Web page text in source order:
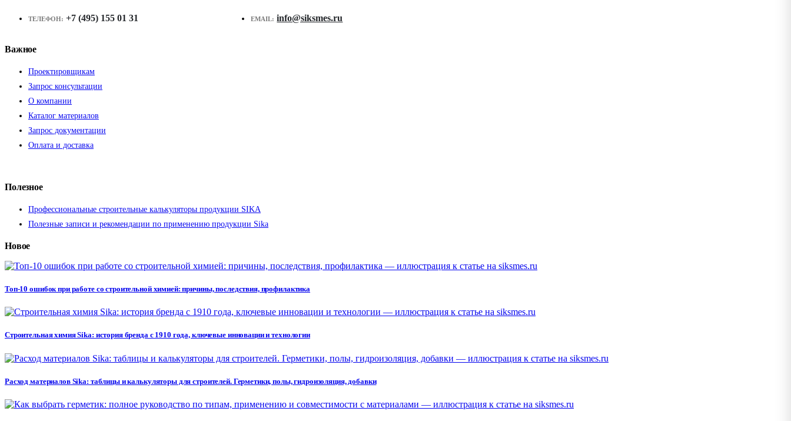
ТЕЛЕФОН: +7 (495) 155 01 31 EMAIL: info@siksmes.ru
Важное
Проектировщикам
Запрос консультации
О компании
Каталог материалов
Запрос документации
Оплата и доставка
Полезное
Профессиональные строительные калькуляторы продукции SIKA
Полезные записи и рекомендации по применению продукции Sika
Новое
Топ-10 ошибок при работе со строительной химией: причины, последствия, профилактика
Строительная химия Sika: история бренда с 1910 года, ключевые инновации и технологии
Расход материалов Sika: таблицы и калькуляторы для строителей. Герметики, полы, гидроизоляция, добавки